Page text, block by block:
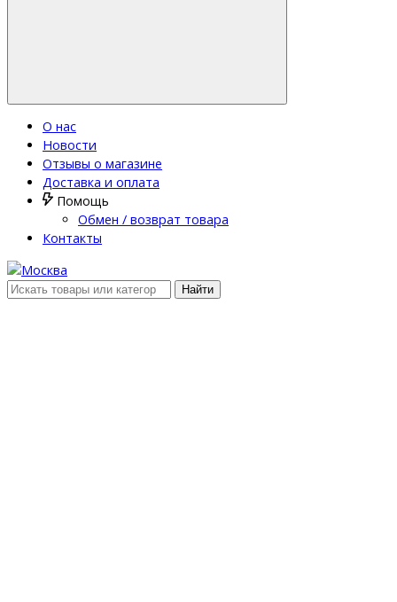
О нас
Новости
Отзывы о магазине
Доставка и оплата
Помощь
Обмен / возврат товара
Контакты
Найти